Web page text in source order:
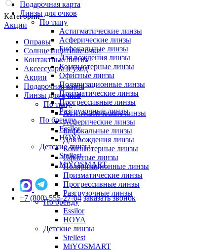
Категории
Акции
Оправы
Солнцезащитные очки
Контактные линзы
Аксессуары и уход
Акции
Подарочная карта
Линзы для очков
По типу
Астигматические линзы
Асферические линзы
Бифокальные линзы
Для вождения линзы
Компьютерные линзы
Офисные линзы
Поляризационные линзы
Призматические линзы
Прогрессивные линзы
Разгрузочные линзы
По бренду
Essilor
HOYA
Детские линзы
Stellest
MiYOSMART
Подарочная карта
Линзы для очков
По типу
Астигматические линзы
Асферические линзы
Бифокальные линзы
Для вождения линзы
Компьютерные линзы
Офисные линзы
Поляризационные линзы
Призматические линзы
Прогрессивные линзы
Разгрузочные линзы
По бренду
Essilor
HOYA
Детские линзы
Stellest
MiYOSMART
+7 (800) 555-27-04 заказать звонок